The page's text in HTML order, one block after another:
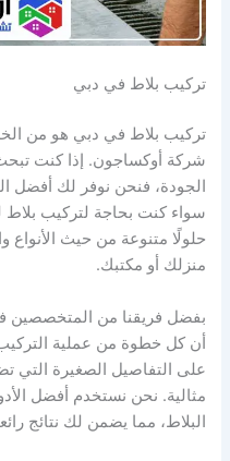
تركيب بلاط في دبي
تركيب بلاط في دبي هو من
شركة أوكساجون. إذا كنت
الجودة، فنحن نوفر لك أفضل
سواء كنت بحاجة لتركيب بلاط
حلولًا متنوعة من حيث الأنواع
منزلك أو مكتبك.
بفضل فريقنا من
أن كل خطوة من عملية التركيب
على التفاصيل الصغيرة التي
مثالية. نحن نستخدم أفضل
البلاط، مما يضمن لك نتائج